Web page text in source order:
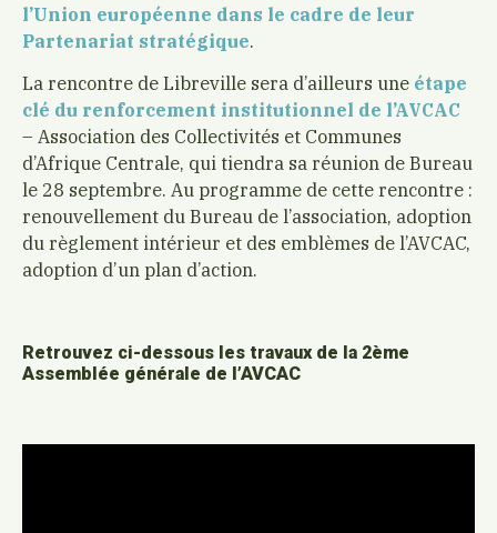
l’Union européenne dans le cadre de leur
Partenariat stratégique.
La rencontre de Libreville sera d’ailleurs une étape
clé du renforcement institutionnel de l’AVCAC
– Association des Collectivités et Communes
d’Afrique Centrale, qui tiendra sa réunion de Bureau
le 28 septembre. Au programme de cette rencontre :
renouvellement du Bureau de l’association, adoption
du règlement intérieur et des emblèmes de l’AVCAC,
adoption d’un plan d’action.
Retrouvez ci-dessous les travaux de la 2ème
Assemblée générale de l’AVCAC